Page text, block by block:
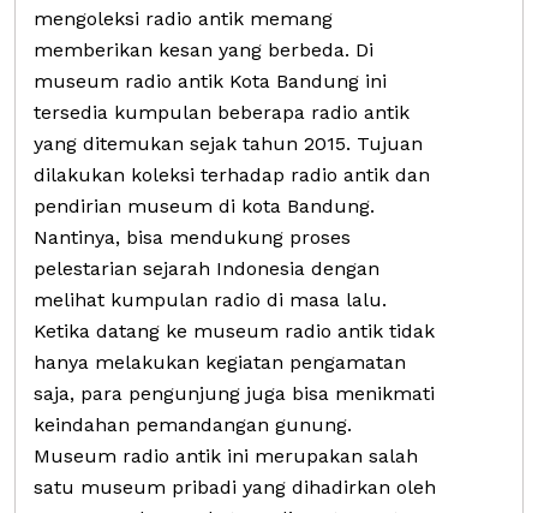
mengoleksi radio antik memang
memberikan kesan yang berbeda. Di
museum radio antik Kota Bandung ini
tersedia kumpulan beberapa radio antik
yang ditemukan sejak tahun 2015. Tujuan
dilakukan koleksi terhadap radio antik dan
pendirian museum di kota Bandung.
Nantinya, bisa mendukung proses
pelestarian sejarah Indonesia dengan
melihat kumpulan radio di masa lalu.
Ketika datang ke museum radio antik tidak
hanya melakukan kegiatan pengamatan
saja, para pengunjung juga bisa menikmati
keindahan pemandangan gunung.
Museum radio antik ini merupakan salah
satu museum pribadi yang dihadirkan oleh